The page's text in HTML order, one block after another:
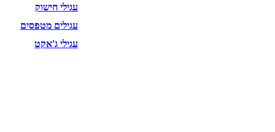
עגילי חישוק
עגילים מטפסים
עגילי ג'אקט